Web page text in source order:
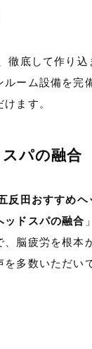
徹底して作り
ルーム設備を完
ます。
パの融合
反田おすすめヘ
ッドスパの融合
脳疲労を根本
多数いただい